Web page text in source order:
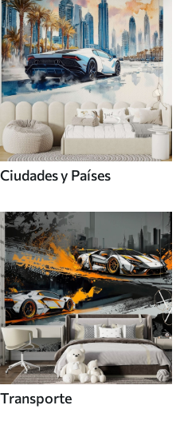
Ciudades y Países
Transporte